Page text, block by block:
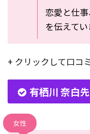
恋愛と仕
を伝えてい
+ クリックして口コ
有栖川 奈白
女性